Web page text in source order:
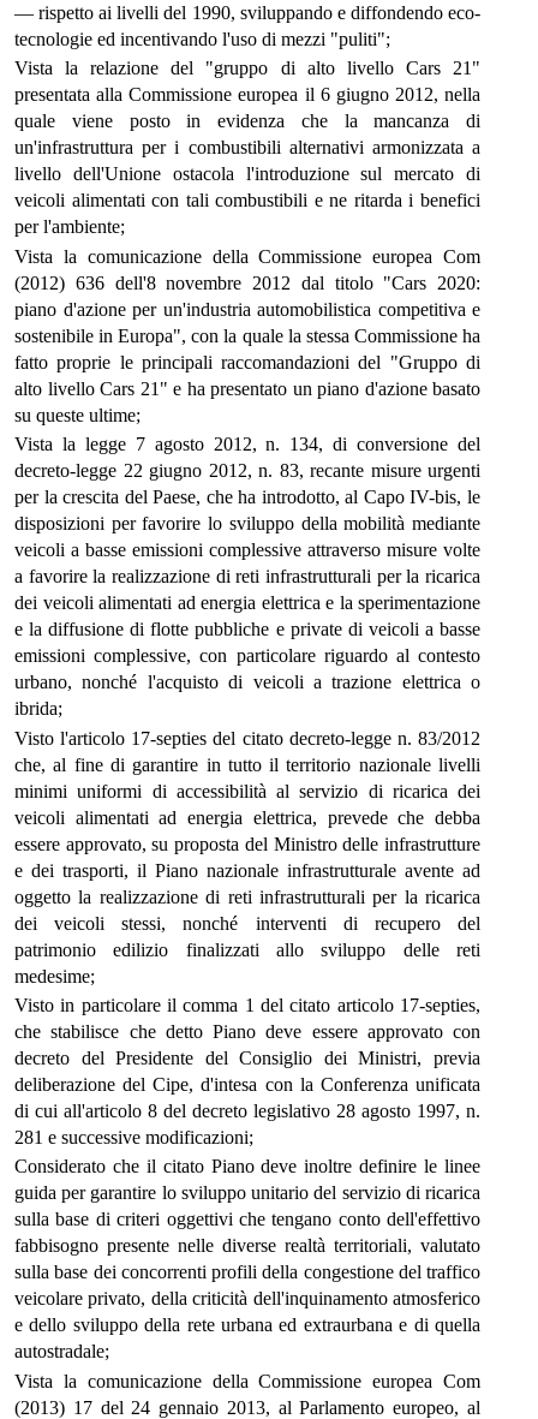
— rispetto ai livelli del 1990, sviluppando e diffondendo eco-
tecnologie ed incentivando l'uso di mezzi "puliti";
Vista la relazione del "gruppo di alto livello Cars 21"
presentata alla Commissione europea il 6 giugno 2012, nella
quale viene posto in evidenza che la mancanza di
un'infrastruttura per i combustibili alternativi armonizzata a
livello dell'Unione ostacola l'introduzione sul mercato di
veicoli alimentati con tali combustibili e ne ritarda i benefici
per l'ambiente;
Vista la comunicazione della Commissione europea Com
(2012) 636 dell'8 novembre 2012 dal titolo "Cars 2020:
piano d'azione per un'industria automobilistica competitiva e
sostenibile in Europa", con la quale la stessa Commissione ha
fatto proprie le principali raccomandazioni del "Gruppo di
alto livello Cars 21" e ha presentato un piano d'azione basato
su queste ultime;
Vista la legge 7 agosto 2012, n. 134, di conversione del
decreto-legge 22 giugno 2012, n. 83, recante misure urgenti
per la crescita del Paese, che ha introdotto, al Capo IV-bis, le
disposizioni per favorire lo sviluppo della mobilità mediante
veicoli a basse emissioni complessive attraverso misure volte
a favorire la realizzazione di reti infrastrutturali per la ricarica
dei veicoli alimentati ad energia elettrica e la sperimentazione
e la diffusione di flotte pubbliche e private di veicoli a basse
emissioni complessive, con particolare riguardo al contesto
urbano, nonché l'acquisto di veicoli a trazione elettrica o
ibrida;
Visto l'articolo 17-septies del citato decreto-legge n. 83/2012
che, al fine di garantire in tutto il territorio nazionale livelli
minimi uniformi di accessibilità al servizio di ricarica dei
veicoli alimentati ad energia elettrica, prevede che debba
essere approvato, su proposta del Ministro delle infrastrutture
e dei trasporti, il Piano nazionale infrastrutturale avente ad
oggetto la realizzazione di reti infrastrutturali per la ricarica
dei veicoli stessi, nonché interventi di recupero del
patrimonio edilizio finalizzati allo sviluppo delle reti
medesime;
Visto in particolare il comma 1 del citato articolo 17-septies,
che stabilisce che detto Piano deve essere approvato con
decreto del Presidente del Consiglio dei Ministri, previa
deliberazione del Cipe, d'intesa con la Conferenza unificata
di cui all'articolo 8 del decreto legislativo 28 agosto 1997, n.
281 e successive modificazioni;
Considerato che il citato Piano deve inoltre definire le linee
guida per garantire lo sviluppo unitario del servizio di ricarica
sulla base di criteri oggettivi che tengano conto dell'effettivo
fabbisogno presente nelle diverse realtà territoriali, valutato
sulla base dei concorrenti profili della congestione del traffico
veicolare privato, della criticità dell'inquinamento atmosferico
e dello sviluppo della rete urbana ed extraurbana e di quella
autostradale;
Vista la comunicazione della Commissione europea Com
(2013) 17 del 24 gennaio 2013, al Parlamento europeo, al